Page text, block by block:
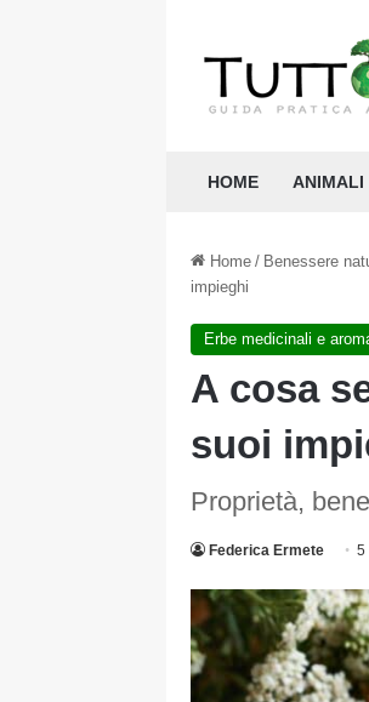
HOME ANIMALI
Home / Benessere
impieghi
Erbe medicinali e
A cosa
suoi
Proprietà,
Federica Ermete 5